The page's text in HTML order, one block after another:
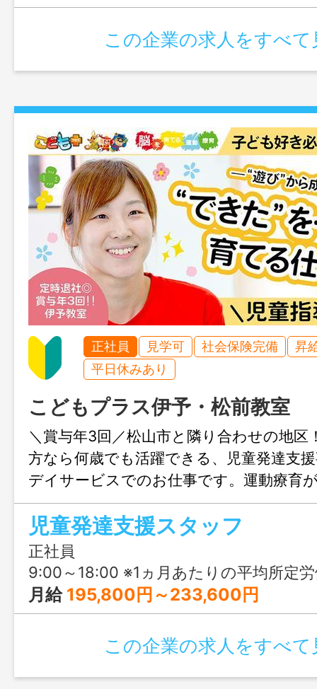
この企業の求人をすべて
正社員 見学可 社会保険完備
昇
平日休みあり
こどもプラス伊予・松前教室
＼賞与年3回／松山市と隣り合わせの地区
方なら何歳でも活躍できる、児童発達支
デイサービスでのお仕事です。運動療育
しく体を動かしたい方におすすめ♪ 定時
で、無理なく働くことができます。
児童発達支援スタッフ
正社員
9:00～18:00 ※1ヵ月あたりの平均所定労働時
月給 195,800円～233,600円
この企業の求人をすべて